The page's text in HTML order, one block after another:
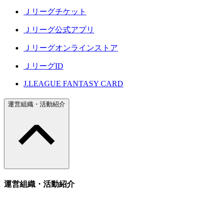
Ｊリーグチケット
Ｊリーグ公式アプリ
Ｊリーグオンラインストア
ＪリーグID
J.LEAGUE FANTASY CARD
運営組織・活動紹介
運営組織・活動紹介